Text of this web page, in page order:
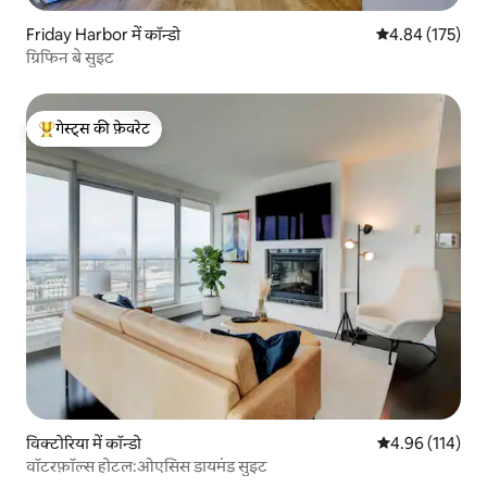
Friday Harbor में कॉन्डो औसत रेटिंग 5 में से
4.84 (175)
ग्रिफिन बे सुइट
गेस्ट्स का टॉप फ़ेवरेट
गेस्ट्स की फ़ेवरेट
विक्टोरिया में कॉन्डो औसत रेटिंग 5 में से
4.96 (114)
वॉटरफ़ॉल्स होटल:ओएसिस डायमंड सुइट